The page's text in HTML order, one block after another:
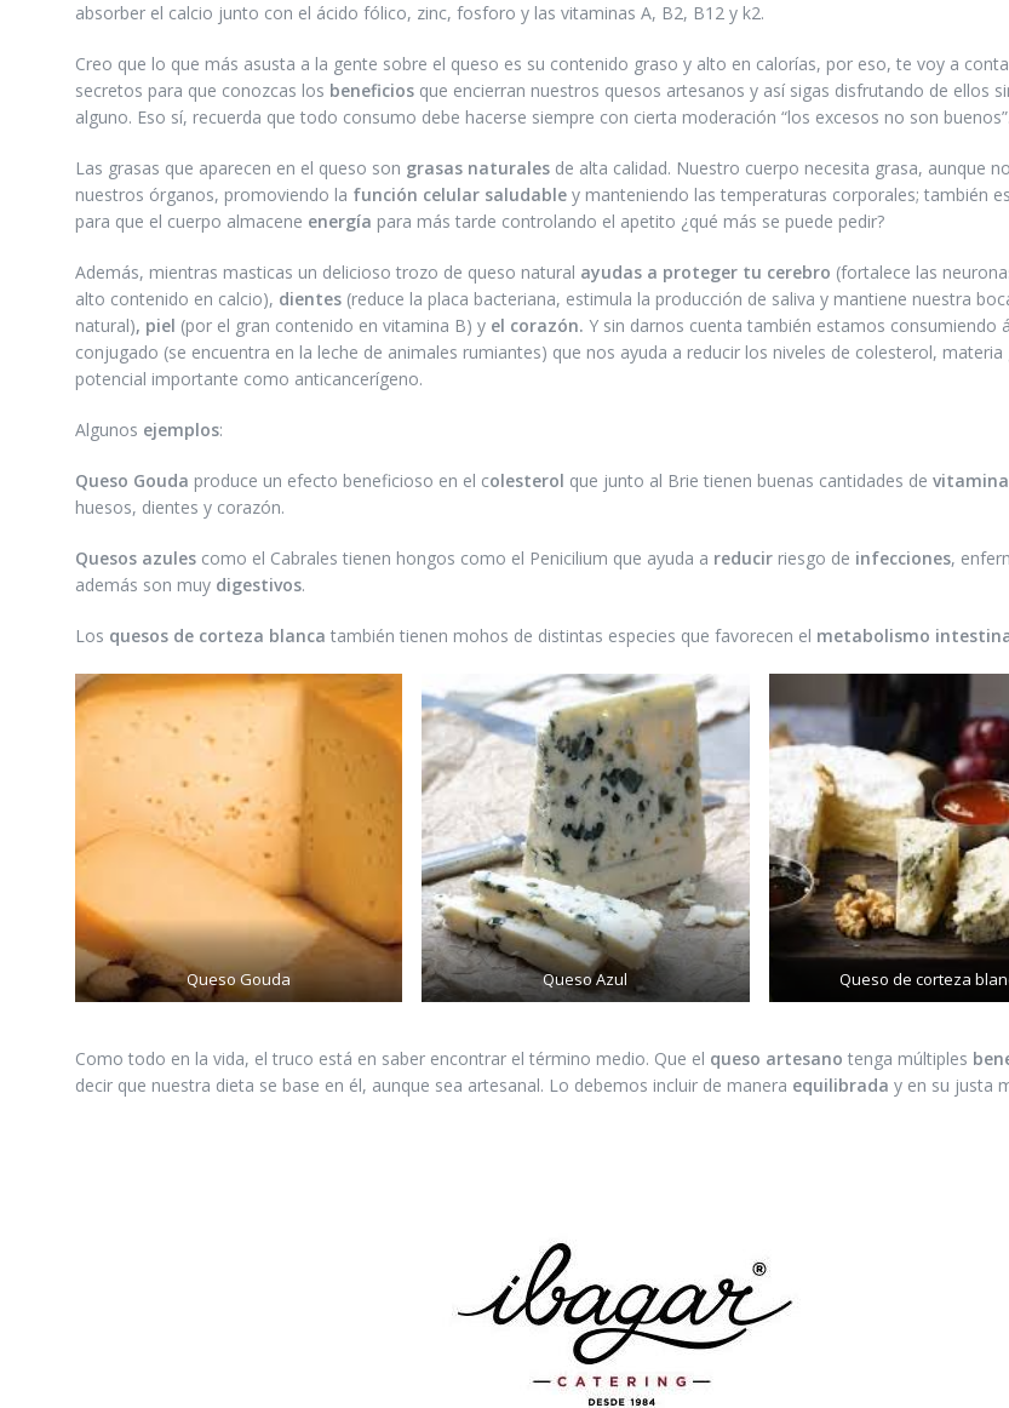
absorber el calcio junto con el ácido fólico, zinc, fosforo y las vitaminas A, B2, B12 y k2.
Creo que lo que más asusta a la gente sobre el queso es su contenido graso y alto en calorías, por eso, te voy a
secretos para que conozcas los beneficios que encierran nuestros quesos artesanos y así sigas disfrutando de ellos
alguno. Eso sí, recuerda que todo consumo debe hacerse siempre con cierta moderación “los excesos no son buenos”.
Las grasas que aparecen en el queso son grasas naturales de alta calidad. Nuestro cuerpo necesita grasa, aunque
nuestros órganos, promoviendo la función celular saludable y manteniendo las temperaturas corporales; también
para que el cuerpo almacene energía para más tarde controlando el apetito ¿qué más se puede pedir?
Además, mientras masticas un delicioso trozo de queso natural ayudas a proteger tu cerebro (fortalece las
alto contenido en calcio), dientes (reduce la placa bacteriana, estimula la producción de saliva y mantiene nuestra
natural), piel (por el gran contenido en vitamina B) y el corazón. Y sin darnos cuenta también estamos consumiendo
conjugado (se encuentra en la leche de animales rumiantes) que nos ayuda a reducir los niveles de colesterol, materia
potencial importante como anticancerígeno.
Algunos ejemplos:
Queso Gouda produce un efecto beneficioso en el colesterol que junto al Brie tienen buenas cantidades de
huesos, dientes y corazón.
Quesos azules como el Cabrales tienen hongos como el Penicilium que ayuda a reducir riesgo de infecciones,
además son muy digestivos.
Los quesos de corteza blanca también tienen mohos de distintas especies que favorecen el metabolismo
Queso Gouda Queso Azul Queso de corteza
Como todo en la vida, el truco está en saber encontrar el término medio. Que el queso artesano tenga múltiples
decir que nuestra dieta se base en él, aunque sea artesanal. Lo debemos incluir de manera equilibrada y en su justa